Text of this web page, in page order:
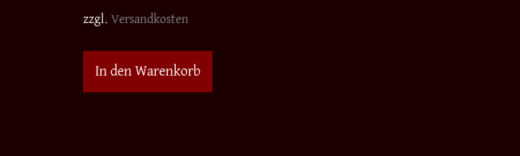
zzgl.Versandkosten
In den Warenkorb